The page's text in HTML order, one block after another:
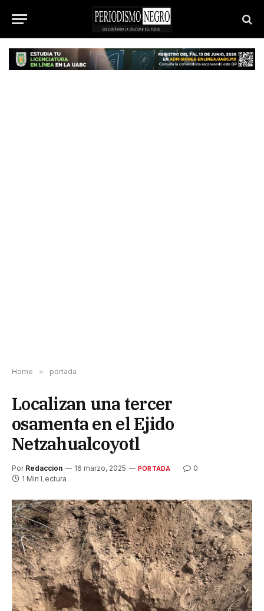
Home » portada
Localizan una tercer
osamenta en el Ejido
Netzahualcoyotl
Por Redaccion 16 marzo, 2025 PORTADA
0
1 Min Lectura